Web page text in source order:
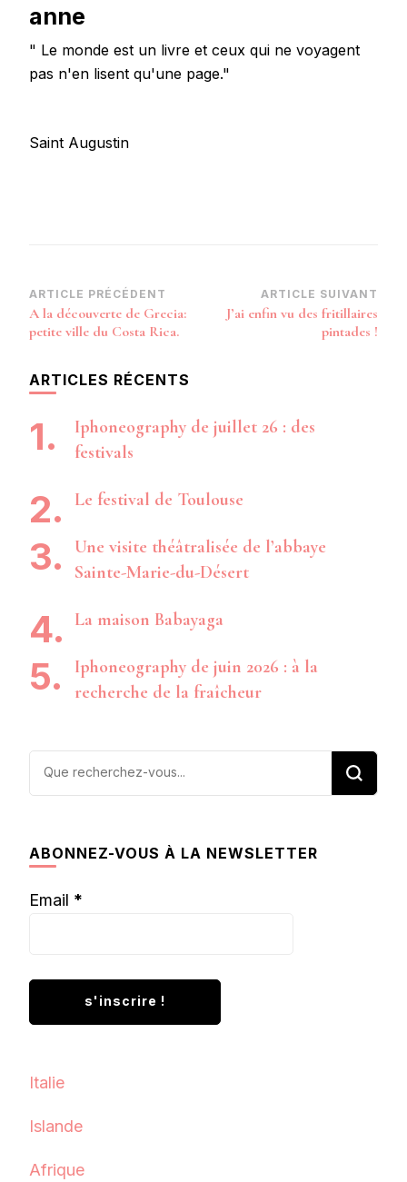
anne
" Le monde est un livre et ceux qui ne voyagent
pas n'en lisent qu'une page."
Saint Augustin
Navigation
d’article
ARTICLE PRÉCÉDENT
A la découverte de Grecia:
petite ville du Costa Rica.
ARTICLE SUIVANT
J’ai enfin vu des fritillaires
pintades !
ARTICLES RÉCENTS
Iphoneography de juillet 26 : des
festivals
Le festival de Toulouse
Une visite théâtralisée de l’abbaye
Sainte-Marie-du-Désert
La maison Babayaga
Iphoneography de juin 2026 : à la
recherche de la fraîcheur
Vous
ABONNEZ-VOUS À LA NEWSLETTER
Email *
Italie
Islande
Afrique